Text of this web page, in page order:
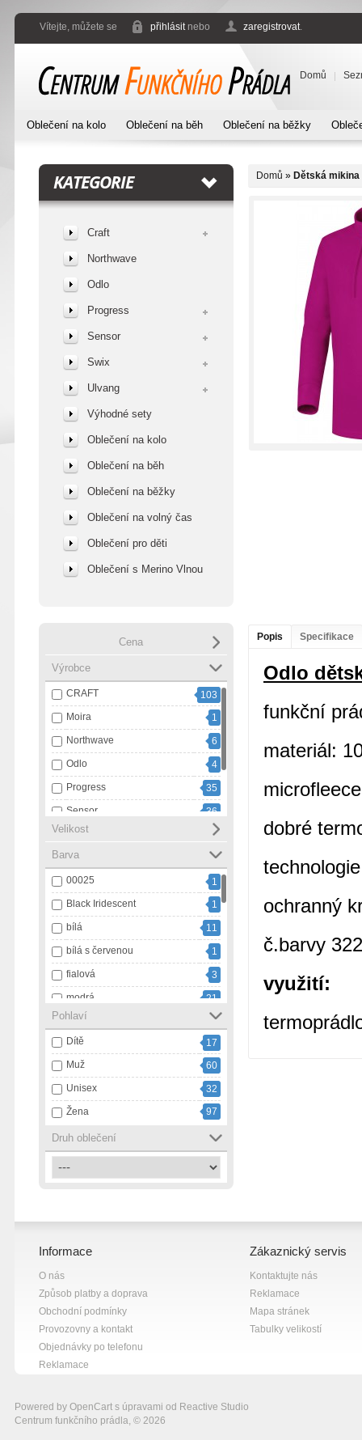
Vítejte, můžete se přihlásitnebo zaregistrovat.
Domů
Oblečení na kolo Oblečení na běh Oblečení na běžky
KATEGORIE
Craft
Northwave
Odlo
Progress
Sensor
Swix
Ulvang
Výhodné sety
Oblečení na kolo
Oblečení na běh
Oblečení na běžky
Oblečení na volný čas
Oblečení pro děti
Oblečení s Merino Vlnou
Cena
Výrobce
CRAFT
103
Moira
1
Northwave
6
Odlo
4
Progress
35
Sensor
36
Swix
20
Ulvang
1
Velikost
Barva
00025
1
Black Iridescent
1
bílá
11
bílá s červenou
1
fialová
3
modrá
21
modrá s bílou
1
námořnický pruh
3
oranžová
9
růžová
13
smetanová
1
tmavě modrá
1
2
černá s fialovou
červená
šedá
Pohlaví
Dítě
17
Muž
60
Unisex
32
Žena
97
Druh oblečení
Domů » Dětská
Popis Specifikace
Odlo
funkční
materiál:
dobré
ochranný
č.barvy
využití:
Informace
O nás
Způsob platby a doprava
Obchodní podmínky
Provozovny a kontakt
Objednávky po telefonu
Reklamace
Zákaznický servis
Kontaktujte nás
Reklamace
Mapa stránek
Tabulky velikostí
Powered by OpenCart s úpravami od Reactive Studio
Centrum funkčního prádla, © 2026